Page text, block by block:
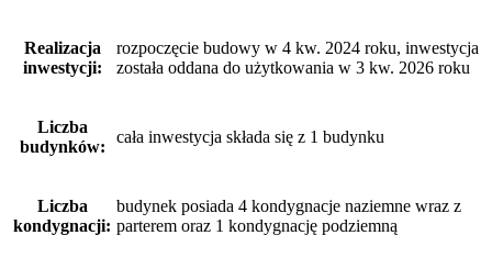
Realizacja
inwestycji:
rozpoczęcie budowy w 4 kw. 2024 roku, inwestycja
została oddana do użytkowania w 3 kw. 2026 roku
Liczba
budynków:
cała inwestycja składa się z 1 budynku
Liczba
kondygnacji:
budynek posiada 4 kondygnacje naziemne wraz z
parterem oraz 1 kondygnację podziemną